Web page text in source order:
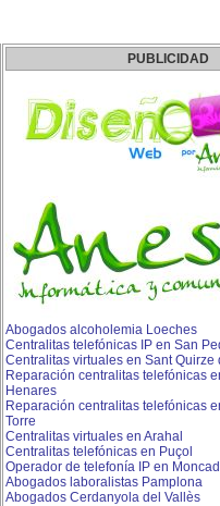
PUBLICIDAD
Abogados alcoholemia Loeches
Centralitas telefónicas IP en San
Centralitas virtuales en Sant Quirze
Reparación centralitas telefónicas
Henares
Reparación centralitas telefónicas
Torre
Centralitas virtuales en Arahal
Centralitas telefónicas en Puçol
Operador de telefonía IP en
Abogados laboralistas Pamplona
Abogados Cerdanyola del Vallès